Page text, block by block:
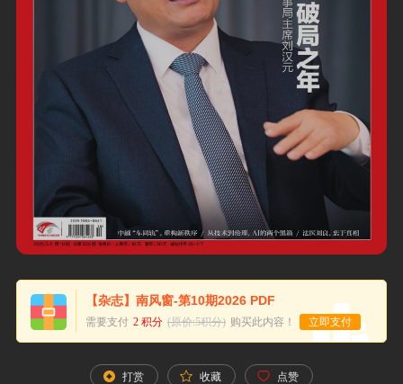
【杂志】南风窗-第10期2026 PDF
需要支付 2 积分 (原价:5积分) 购买此内容！ 立即支付
打赏 收藏 点赞